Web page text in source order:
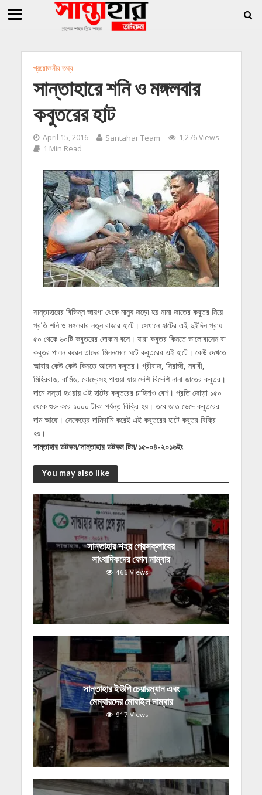
জিললুর, সাধারণ সম্পাদক সোহাগ » সান্তাহারে হেরোইনসহ যুবক গ্রেফতার
প্রয়োজনীয় তথ্য
সান্তাহারে শনি ও মঙ্গলবার
কবুতরের হাট
April 15, 2016 Santahar Team
1,276 Views
1 Min Read
সান্তাহারের বিভিন্ন জায়গা থেকে মানুষ জড়ো হয় নানা জাতের কবুতর নিয়ে
প্রতি শনি ও মঙ্গলবার নতুন বাজার হাটে। সেখানে হাটের এই দুইদিন প্রায়
৫০ থেকে ৬০টি কবুতরের দোকান বসে। যারা কবুতর কিনতে ভালোবাসেন বা
কবুতর পালন করেন তাদের মিলনমেলা ঘটে কবুতরের এই হাটে। কেউ দেখতে
আবার কেউ কেউ কিনতে আসেন কবুতর। গ্রীবাজ, সিরাজী, নবাবী,
মিহিরবাজ, বার্মিজ, বোম্বেসহ পাওয়া যায় দেশি-বিদেশি নানা জাতের কবুতর।
দামে সস্তা হওয়ায় এই হাটের কবুতরের চাহিদাও বেশ। প্রতি জোড়া ১৫০
থেকে শুরু করে ১০০০ টাকা পর্যন্ত বিক্রি হয়। তবে জাত ভেদে কবুতরের
দাম আছে। সেক্ষেত্রে দামিদামি করেই এই কবুতরের হাটে কবুতর বিক্রি
হয়।
সান্তাহার ডটকম/সান্তাহার ডটকম টিম/১৫-০৪-২০১৬ইং
You may also like
সান্তাহার শহর প্রেসক্লাবের
সাংবাদিকদের ফোন নাম্বার
466 Views
সান্তাহার ইউপি চেয়ারম্যান এবং
মেম্বারদের মোবাইল নাম্বার
917 Views